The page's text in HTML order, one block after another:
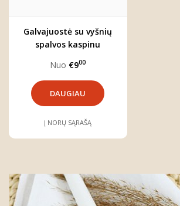
Galvajuostė su vyšnių
spalvos kaspinu
Nuo €900
DAUGIAU
Į NORŲ SĄRAŠĄ